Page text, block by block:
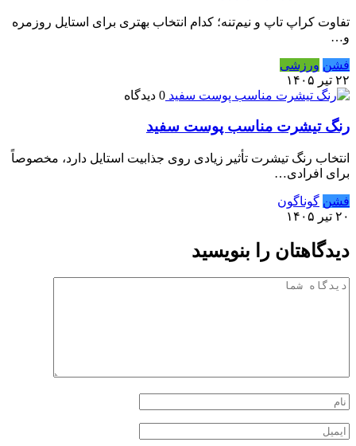
تفاوت کراپ تاپ و نیم‌تنه؛ کدام انتخاب بهتری برای استایل روزمره
و…
فشن ورزشی
۲۲ تیر ۱۴۰۵
0 دیدگاه
رنگ تیشرت مناسب پوست سفید
انتخاب رنگ تیشرت تأثیر زیادی روی جذابیت استایل دارد، مخصوصاً
برای افرادی…
فشن گوناگون
۲۰ تیر ۱۴۰۵
دیدگاهتان را بنویسید